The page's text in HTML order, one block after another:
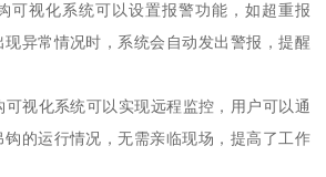
可视化系统可以设置报警功能，如超重报
异常情况时，系统会自动发出警报，提醒
视化系统可以实现远程监控，用户可以通
的运行情况，无需亲临现场，提高了工作